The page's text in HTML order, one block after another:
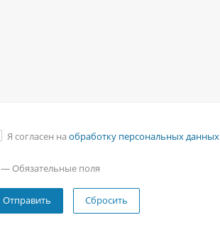
Я согласен на обработку персональных данных
— Обязательные поля
Сбросить